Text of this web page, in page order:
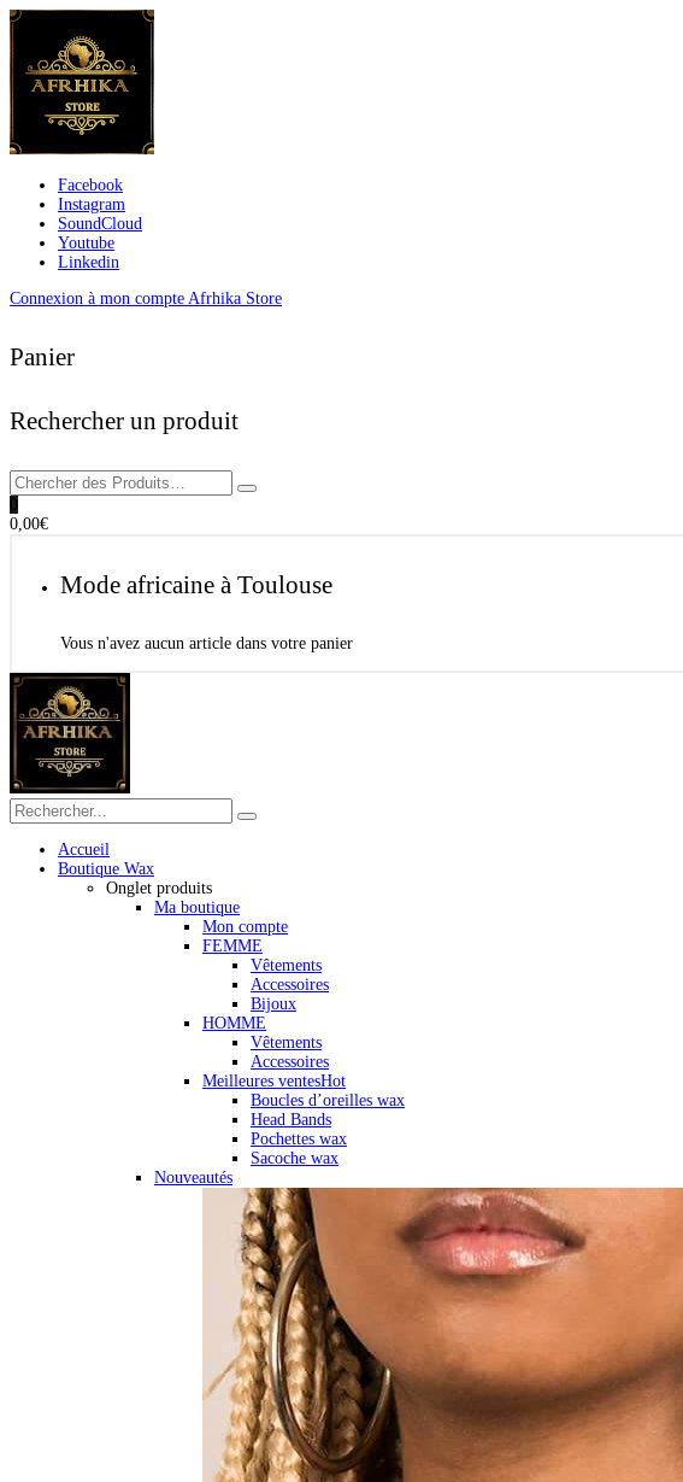
Facebook
Instagram
SoundCloud
Youtube
Linkedin
Connexion à mon compte Afrhika Store
Panier
Rechercher un produit
0,00€
Mode africaine à Toulouse
Vous n'avez aucun article dans votre panier
Accueil
Boutique Wax
Onglet produits
Ma boutique
Mon compte
FEMME
Vêtements
Accessoires
Bijoux
HOMME
Vêtements
Accessoires
Meilleures ventesHot
Boucles d’oreilles wax
Head Bands
Pochettes wax
Sacoche wax
Nouveautés